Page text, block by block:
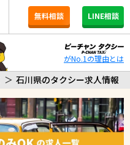
無料相談 LINE相談
がNo.1の理由とは
＞ 石川県のタクシー求人情報